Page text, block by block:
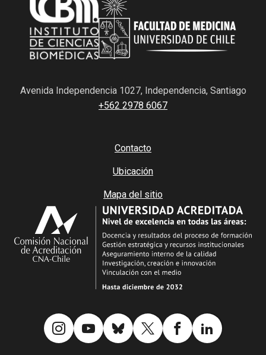
Avenida Independencia 1027, Independencia, Santiago
+562 2978 6067
Contacto
Ubicación
Mapa del sitio